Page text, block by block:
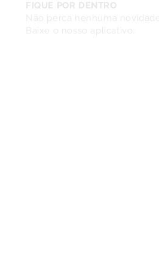
FIQUE POR DENTRO
Não perca nenhuma novidade.
Baixe o nosso aplicativo.